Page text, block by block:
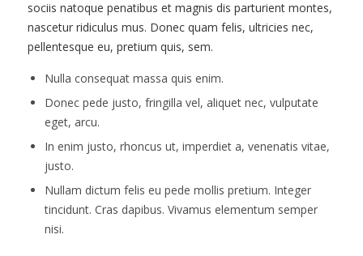
sociis natoque penatibus et magnis dis parturient montes,
nascetur ridiculus mus. Donec quam felis, ultricies nec,
pellentesque eu, pretium quis, sem.
Nulla consequat massa quis enim.
Donec pede justo, fringilla vel, aliquet nec, vulputate
eget, arcu.
In enim justo, rhoncus ut, imperdiet a, venenatis vitae,
justo.
Nullam dictum felis eu pede mollis pretium. Integer
tincidunt. Cras dapibus. Vivamus elementum semper
nisi.